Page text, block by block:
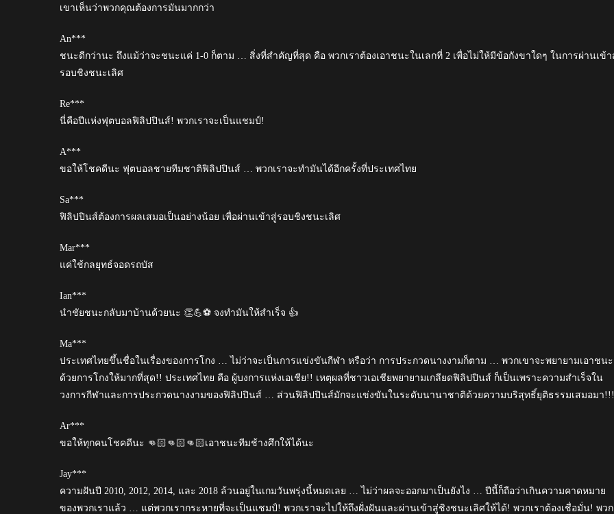
เขาเห็นว่าพวกคุณต้องการมันมากกว่า
An***
ชนะดีกว่านะ ถึงแม้ว่าจะชนะแค่ 1-0 ก็ตาม … สิ่งที่สำคัญที่สุด คือ พวกเราต้องเอาชนะในเลกที่ 2 เพื่อไม่ให้มีข้อกังขาใดๆ ในการผ่านเข้า
รอบชิงชนะเลิศ
Re***
นี่คือปีแห่งฟุตบอลฟิลิปปินส์! พวกเราจะเป็นแชมป์!
A***
ขอให้โชคดีนะ ฟุตบอลชายทีมชาติฟิลิปปินส์ … พวกเราจะทำมันได้อีกครั้งที่ประเทศไทย
Sa***
ฟิลิปปินส์ต้องการผลเสมอเป็นอย่างน้อย เพื่อผ่านเข้าสู่รอบชิงชนะเลิศ
Mar***
แค่ใช้กลยุทธ์จอดรถบัส
Ian***
นำชัยชนะกลับมาบ้านด้วยนะ 👏💪⚽ จงทำมันให้สำเร็จ 👍
Ma***
ประเทศไทยขึ้นชื่อในเรื่องของการโกง … ไม่ว่าจะเป็นการแข่งขันกีฬา หรือว่า การประกวดนางงามก็ตาม … พวกเขาจะพยายามเอาชนะ
ด้วยการโกงให้มากที่สุด!! ประเทศไทย คือ ผู้บงการแห่งเอเชีย!! เหตุผลที่ชาวเอเชียพยายามเกลียดฟิลิปปินส์ ก็เป็นเพราะความสำเร็จใน
วงการกีฬาและการประกวดนางงามของฟิลิปปินส์ … ส่วนฟิลิปปินส์มักจะแข่งขันในระดับนานาชาติด้วยความบริสุทธิ์ยุติธรรมเสมอมา!!!
Ar***
ขอให้ทุกคนโชคดีนะ 👊🏻👊🏻👊🏻เอาชนะทีมช้างศึกให้ได้นะ
Jay***
ความฝันปี 2010, 2012, 2014, และ 2018 ล้วนอยู่ในเกมวันพรุ่งนี้หมดเลย … ไม่ว่าผลจะออกมาเป็นยังไง … ปีนี้ก็ถือว่าเกินความคาดหมาย
ของพวกเราแล้ว … แต่พวกเรากระหายที่จะเป็นแชมป์! พวกเราจะไปให้ถึงฝั่งฝันและผ่านเข้าสู่ชิงชนะเลิศให้ได้! พวกเราต้องเชื่อมั่น! พวก